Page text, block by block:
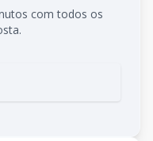
com todos os